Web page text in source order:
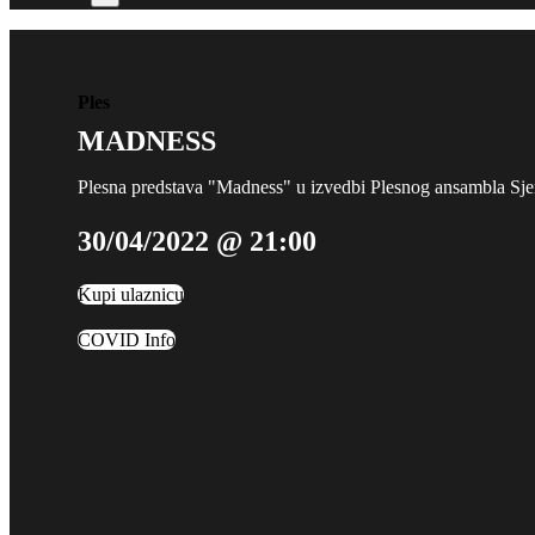
Ples
MADNESS
Plesna predstava "Madness" u izvedbi Plesnog ansambla
30/04/2022 @ 21:00
Kupi ulaznicu
COVID Info